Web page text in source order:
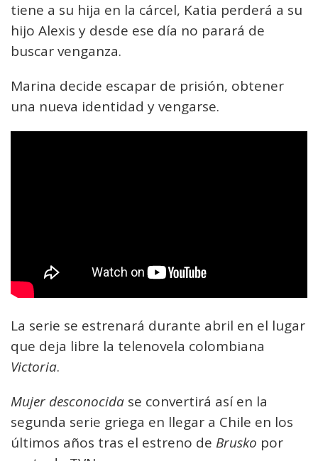
tiene a su hija en la cárcel, Katia perderá a su
hijo Alexis y desde ese día no parará de
buscar venganza.
Marina decide escapar de prisión, obtener
una nueva identidad y vengarse.
La serie se estrenará durante abril en el lugar
que deja libre la telenovela colombiana
Victoria.
Mujer desconocida se convertirá así en la
segunda serie griega en llegar a Chile en los
últimos años tras el estreno de Brusko por